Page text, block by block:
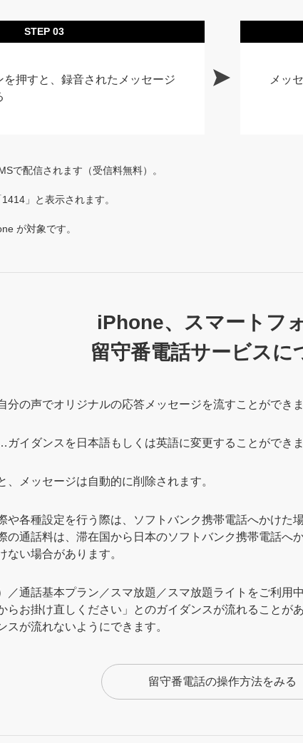
STEP 03
を押すと、録音されたメッセージ
メッ
で配信されます（受信料無料）。
」と表示されます。
が対象です。
iPhone、スマートフ
留守番電話サービスに
の声でオリジナルの応答メッセージを流すことができま
イダンスを日本語もしくは英語に変更することができま
、メッセージは自動的に削除されます。
や各種設定を行う際は、ソフトバンク携帯電話へかけた
の通話料は、滞在国から日本のソフトバンク携帯電話へ
ない場合があります。
／通話基本プラン／スマ放題／スマ放題ライトをご利用
らお掛け直しください」とのガイダンスが流れることが
スが流れないようにできます。
留守番電話の操作方法をみる
伝言を100件まで、最大1週間お預かり
伝言を100件まで、最大1週間お預かり